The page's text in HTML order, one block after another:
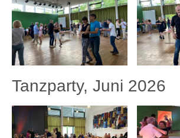
Tanzparty, Juni 2026